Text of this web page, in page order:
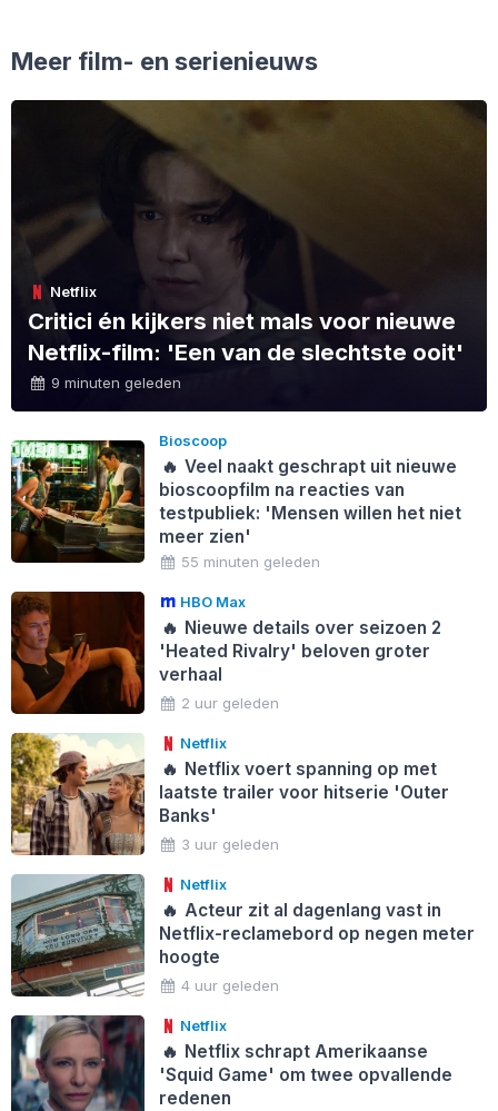
Meer film- en serienieuws
Netflix
Critici én kijkers niet mals voor nieuwe
Netflix-film: 'Een van de slechtste ooit'
9 minuten geleden
Bioscoop
🔥 Veel naakt geschrapt uit nieuwe
bioscoopfilm na reacties van
testpubliek: 'Mensen willen het niet
meer zien'
55 minuten geleden
HBO Max
🔥 Nieuwe details over seizoen 2
'Heated Rivalry' beloven groter
verhaal
2 uur geleden
Netflix
🔥 Netflix voert spanning op met
laatste trailer voor hitserie 'Outer
Banks'
3 uur geleden
Netflix
🔥 Acteur zit al dagenlang vast in
Netflix-reclamebord op negen meter
hoogte
4 uur geleden
Netflix
🔥 Netflix schrapt Amerikaanse
'Squid Game' om twee opvallende
redenen